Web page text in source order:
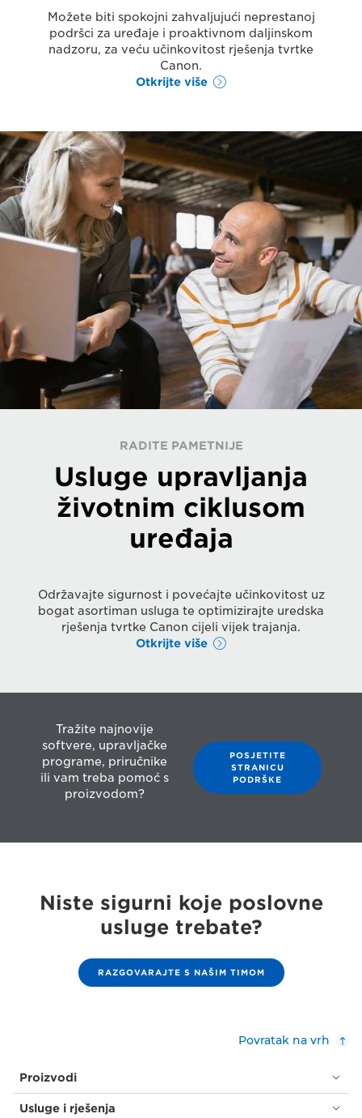
Možete biti spokojni zahvaljujući neprestanoj
podršci za uređaje i proaktivnom daljinskom
nadzoru, za veću učinkovitost rješenja tvrtke
Canon.
Otkrijte više
RADITE PAMETNIJE
Usluge upravljanja
životnim ciklusom
uređaja
Održavajte sigurnost i povećajte učinkovitost uz
bogat asortiman usluga te optimizirajte uredska
rješenja tvrtke Canon cijeli vijek trajanja.
Otkrijte više
Tražite najnovije
softvere, upravljačke
programe, priručnike
ili vam treba pomoć s
proizvodom?
POSJETITE
STRANICU
PODRŠKE
Niste sigurni koje poslovne
usluge trebate?
RAZGOVARAJTE S NAŠIM TIMOM
Povratak na vrh
Proizvodi
Usluge i rješenja